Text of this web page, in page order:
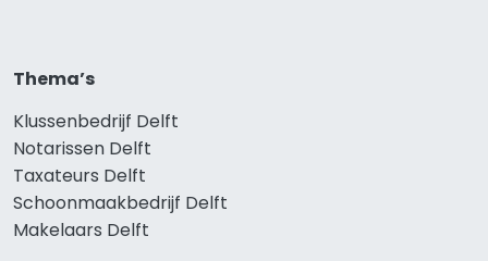
Thema’s
Klussenbedrijf Delft
Notarissen Delft
Taxateurs Delft
Schoonmaakbedrijf Delft
Makelaars Delft